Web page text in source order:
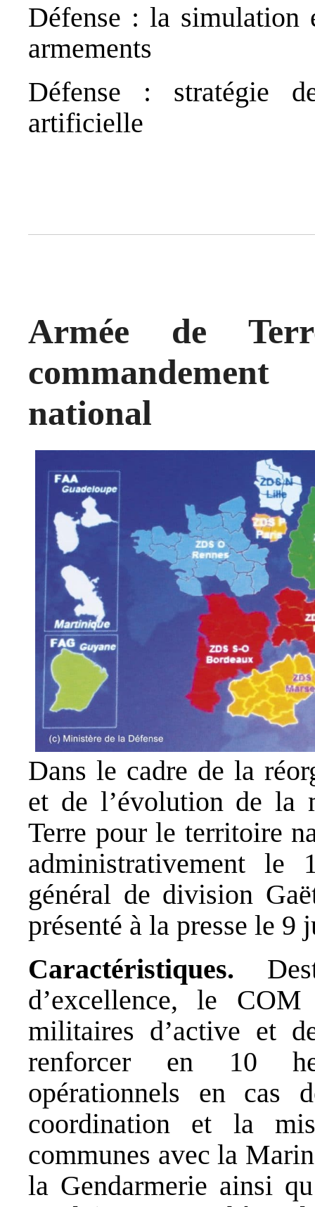
Défense : la simulation
armements
Défense : stratégie
artificielle
Armée de
national
Dans le cadre de la
et de l’évolution de la
Terre pour le territoire
administrativement
général de division
présenté à la presse le 9
Caractéristiques.
d’excellence, le
militaires d’active et
renforcer en 10
opérationnels en
coordination et la
communes avec la
la Gendarmerie ainsi